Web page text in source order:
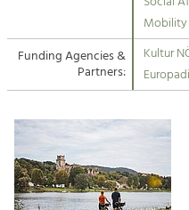
Suche
Impressum
Kontakt
Tourism
Offer Development and
Art & Culture
Crafts, Science and Research.
Funding Agencies &
Partners:
Kultur